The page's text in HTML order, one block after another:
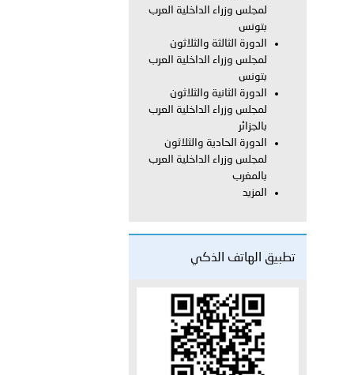
عشر للمسؤولين عن الأمن السياحي 2026.
لمجلس وزراء الداخلية العرب
بتونس
الدورة الثالثة والثلاثون
لمجلس وزراء الداخلية العرب
بتونس
الدورة الثانية والثلاثون
لمجلس وزراء الداخلية العرب
بالجزائر
الدورة الحادية والثلاثون
لمجلس وزراء الداخلية العرب
بالمغرب
المزيد
تطبيق الهاتف الذكي